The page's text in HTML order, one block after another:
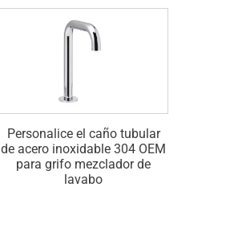
Personalice el caño tubular
de acero inoxidable 304 OEM
para grifo mezclador de
lavabo